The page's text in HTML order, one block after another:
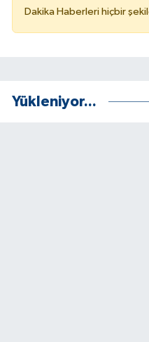
Dakika Haberleri hiçbir
Yükleniyor...